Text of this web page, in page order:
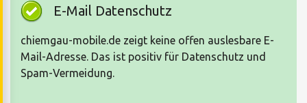
E-Mail Datenschutz
chiemgau-mobile.de zeigt keine offen auslesbare E-
Mail-Adresse. Das ist positiv für Datenschutz und
Spam-Vermeidung.